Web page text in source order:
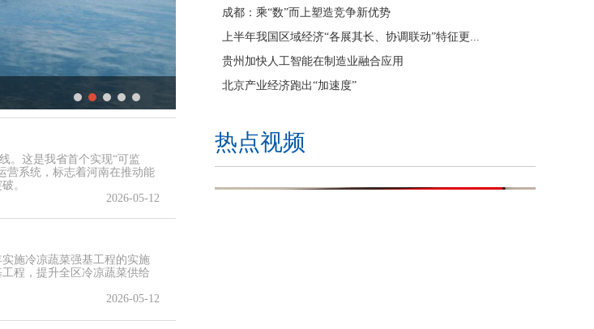
山西大力推进5G工厂建设的样本解读
成都：乘“数”而上塑造竞争新优势
上半年我国区域经济“各展其长、协调联动”特征更...
贵州加快人工智能在制造业融合应用
北京产业经济跑出“加速度”
。这是我省首个实现“可监
营系统，标志着河南在推动能
。
2026-05-12
施冷凉蔬菜强基工程的实施
程，提升全区冷凉蔬菜供给
2026-05-12
热点视频